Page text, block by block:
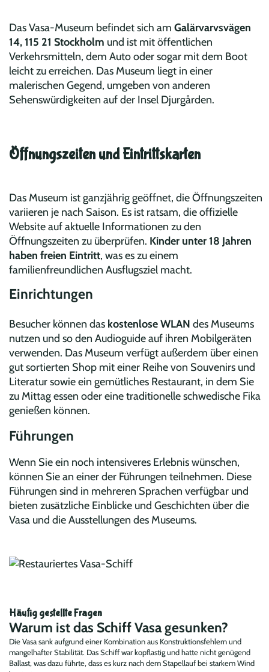
Das Vasa-Museum befindet sich am Galärvarvsvägen
14, 115 21 Stockholm und ist mit öffentlichen
Verkehrsmitteln, dem Auto oder sogar mit dem Boot
leicht zu erreichen. Das Museum liegt in einer
malerischen Gegend, umgeben von anderen
Sehenswürdigkeiten auf der Insel Djurgården.
Öffnungszeiten und Eintrittskarten
Das Museum ist ganzjährig geöffnet, die Öffnungszeiten
variieren je nach Saison. Es ist ratsam, die offizielle
Website auf aktuelle Informationen zu den
Öffnungszeiten zu überprüfen. Kinder unter 18 Jahren
haben freien Eintritt, was es zu einem
familienfreundlichen Ausflugsziel macht.
Einrichtungen
Besucher können das kostenlose WLAN des Museums
nutzen und so den Audioguide auf ihren Mobilgeräten
verwenden. Das Museum verfügt außerdem über einen
gut sortierten Shop mit einer Reihe von Souvenirs und
Literatur sowie ein gemütliches Restaurant, in dem Sie
zu Mittag essen oder eine traditionelle schwedische Fika
genießen können.
Führungen
Wenn Sie ein noch intensiveres Erlebnis wünschen,
können Sie an einer der Führungen teilnehmen. Diese
Führungen sind in mehreren Sprachen verfügbar und
bieten zusätzliche Einblicke und Geschichten über die
Vasa und die Ausstellungen des Museums.
Häufig gestellte Fragen
Warum ist das Schiff Vasa gesunken?
Die Vasa sank aufgrund einer Kombination aus Konstruktionsfehlern und
mangelhafter Stabilität. Das Schiff war kopflastig und hatte nicht genügend
Ballast, was dazu führte, dass es kurz nach dem Stapellauf bei starkem Wind